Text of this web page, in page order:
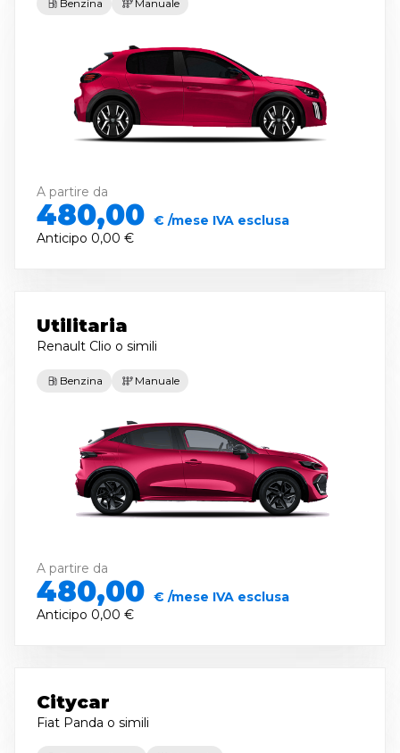
Benzina Manuale
A partire da
480,00 € /mese IVA esclusa
Anticipo 0,00 €
Utilitaria
Renault Clio o simili
Benzina Manuale
A partire da
480,00 € /mese IVA esclusa
Anticipo 0,00 €
Citycar
Fiat Panda o simili